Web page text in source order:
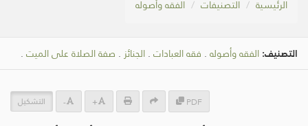
الرئيسية التصنيفات الفقه وأصوله
التصنيف: الفقه وأصوله . فقه العبادات . الجنائز . صفة الصلاة على الميت .
PDF
+
- التشكيل